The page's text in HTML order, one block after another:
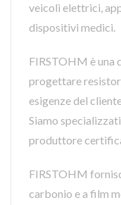
veicoli elettrici,
dispositivi medici.
FIRSTOHM è una
progettare
esigenze del
Siamo
produttore
FIRSTOHM
carbonio e a film